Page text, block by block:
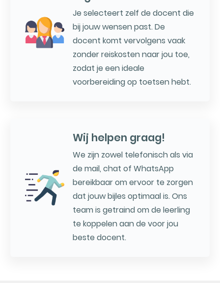
Je selecteert zelf de docent die
bij jouw wensen past. De
docent komt vervolgens vaak
zonder reiskosten naar jou toe,
zodat je een ideale
voorbereiding op toetsen hebt.
Wij helpen graag!
We zijn zowel telefonisch als via
de mail, chat of WhatsApp
bereikbaar om ervoor te zorgen
dat jouw bijles optimaal is. Ons
team is getraind om de leerling
te koppelen aan de voor jou
beste docent.